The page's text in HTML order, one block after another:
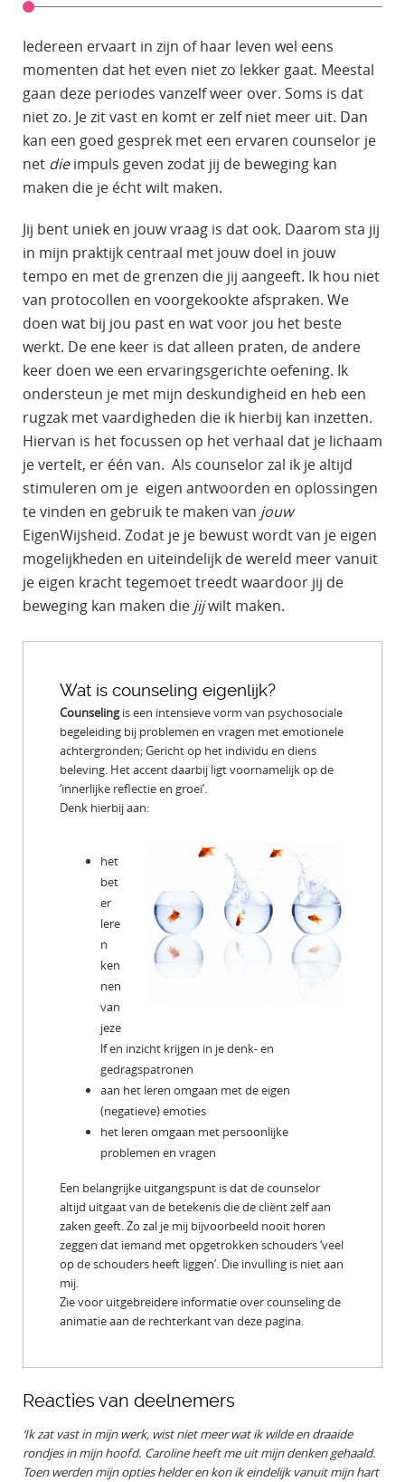
Iedereen ervaart in zijn of haar leven wel eens
momenten dat het even niet zo lekker gaat. Meestal
gaan deze periodes vanzelf weer over. Soms is dat
niet zo. Je zit vast en komt er zelf niet meer uit. Dan
kan een goed gesprek met een ervaren counselor je
net dieimpuls geven zodat jij de beweging kan
maken die je écht wilt maken.
Jij bent uniek en jouw vraag is dat ook. Daarom sta jij
in mijn praktijk centraal met jouw doel in jouw
tempo en met de grenzen die jij aangeeft. Ik hou niet
van protocollen en voorgekookte afspraken. We
doen wat bij jou past en wat voor jou het beste
werkt. De ene keer is dat alleen praten, de andere
keer doen we een ervaringsgerichte oefening. Ik
ondersteun je met mijn deskundigheid en heb een
rugzak met vaardigheden die ik hierbij kan inzetten.
Hiervan is het focussen op het verhaal dat je lichaam
je vertelt, er één van. Als counselor zal ik je altijd
stimuleren om je eigen antwoorden en oplossingen
te vinden en gebruik te maken van jouw
EigenWijsheid. Zodat je je bewust wordt van je eigen
mogelijkheden en uiteindelijk de wereld meer vanuit
je eigen kracht tegemoet treedt waardoor jij de
beweging kan maken die jijwilt maken.
Wat is counseling eigenlijk?
Counselingis een intensieve vorm van psychosociale
begeleiding bij problemen en vragen met emotionele
achtergronden; Gericht op het individu en diens
beleving. Het accent daarbij ligt voornamelijk op de
‘innerlijke reflectie en groei’.
Denk hierbij aan:
het
bet
er
lere
n
ken
nen
van
jeze
lf en inzicht krijgen in je denk- en
gedragspatronen
aan het leren omgaan met de eigen
(negatieve) emoties
het leren omgaan met persoonlijke
problemen en vragen
Een belangrijke uitgangspunt is dat de counselor
altijd uitgaat van de betekenis die de cliënt zelf aan
zaken geeft. Zo zal je mij bijvoorbeeld nooit horen
zeggen dat iemand met opgetrokken schouders ‘veel
op de schouders heeft liggen’. Die invulling is niet aan
mij.
Zie voor uitgebreidere informatie over counseling de
animatie aan de rechterkant van deze pagina.
Reacties van deelnemers
‘Ik zat vast in mijn werk, wist niet meer wat ik wilde en draaide
rondjes in mijn hoofd. Caroline heeft me uit mijn denken gehaald.
Toen werden mijn opties helder en kon ik eindelijk vanuit mijn hart